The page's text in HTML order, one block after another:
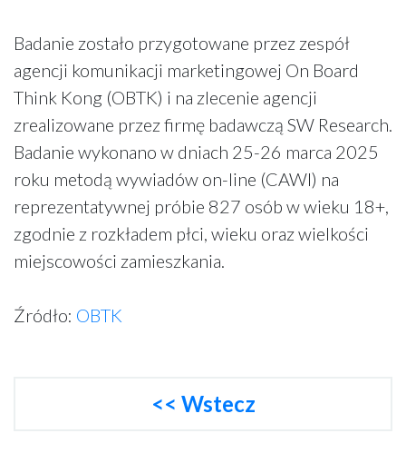
Badanie zostało przygotowane przez zespół
agencji komunikacji marketingowej On Board
Think Kong (OBTK) i na zlecenie agencji
zrealizowane przez firmę badawczą SW Research.
Badanie wykonano w dniach 25-26 marca 2025
roku metodą wywiadów on-line (CAWI) na
reprezentatywnej próbie 827 osób w wieku 18+,
zgodnie z rozkładem płci, wieku oraz wielkości
miejscowości zamieszkania.
Źródło: OBTK
<< Wstecz